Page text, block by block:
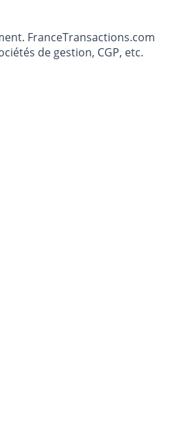
FranceTransactions.com
de gestion, CGP, etc.